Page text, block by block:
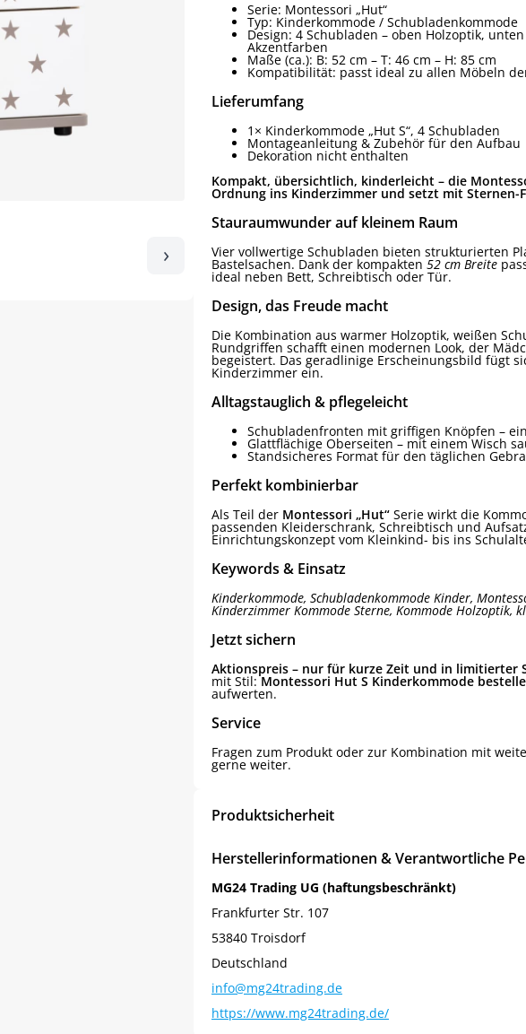
›
Serie: Montessori „Hut“
Typ: Kinderkommode / Schubladenkommode
Design: 4 Schubladen – oben Holzoptik,
Akzentfarben
Maße (ca.): B: 52 cm – T: 46 cm – H: 85 cm
Kompatibilität: passt ideal zu allen Möbeln
Lieferumfang
1× Kinderkommode „Hut S“, 4 Schubladen
Montageanleitung & Zubehör für den Aufbau
Dekoration nicht enthalten
Kompakt, übersichtlich, kinderleicht – die
Ordnung ins Kinderzimmer und setzt mit Sternen-
Stauraumwunder auf kleinem Raum
Vier vollwertige Schubladen bieten strukturierten
Bastelsachen. Dank der kompakten 52 cm Breite
ideal neben Bett, Schreibtisch oder Tür.
Design, das Freude macht
Die Kombination aus warmer Holzoptik, weißen
Rundgriffen schafft einen modernen Look, der
begeistert. Das geradlinige Erscheinungsbild fügt
Kinderzimmer ein.
Alltagstauglich & pflegeleicht
Schubladenfronten mit griffigen Knöpfen –
Glattflächige Oberseiten – mit einem Wisch
Standsicheres Format für den täglichen
Perfekt kombinierbar
Als Teil der Montessori „Hut“ Serie wirkt die
passenden Kleiderschrank, Schreibtisch und
Einrichtungskonzept vom Kleinkind- bis ins
Keywords & Einsatz
Kinderkommode, Schubladenkommode Kinder,
Kinderzimmer Kommode Sterne, Kommode Holzoptik,
Jetzt sichern
Aktionspreis – nur für kurze Zeit und in limitierter
mit Stil:Montessori Hut S Kinderkommode
aufwerten.
Service
Fragen zum Produkt oder zur Kombination mit
gerne weiter.
Produktsicherheit
Herstellerinformationen & Verantwortliche
MG24 Trading UG (haftungsbeschränkt)
Frankfurter Str. 107
53840 Troisdorf
Deutschland
info@mg24trading.de
https://www.mg24trading.de/
5% Rabatt
auf Ihre erste Bestellung sichern!